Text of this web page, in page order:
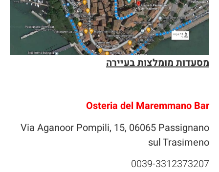
מסעדות מומלצות בעיירה
Osteria del Maremmano Bar
Via Aganoor Pompili, 15, 06065 Passignano
sul Trasimeno
0039-3312373207